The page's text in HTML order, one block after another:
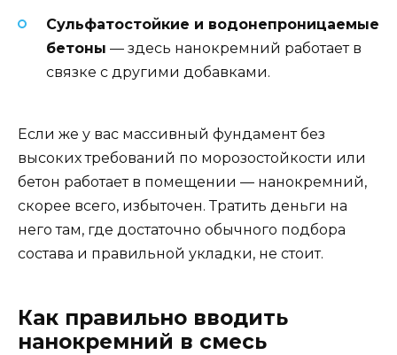
Сульфатостойкие и водонепроницаемые
бетоны — здесь нанокремний работает в
связке с другими добавками.
Если же у вас массивный фундамент без
высоких требований по морозостойкости или
бетон работает в помещении — нанокремний,
скорее всего, избыточен. Тратить деньги на
него там, где достаточно обычного подбора
состава и правильной укладки, не стоит.
Как правильно вводить
нанокремний в смесь